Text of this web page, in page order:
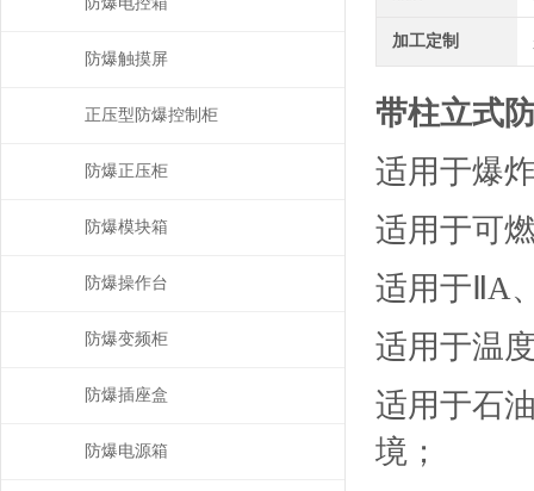
加工定制
带柱立式
适用于爆
适用于可
适用于ⅡA
适用于温
适用于石
境；
防爆触摸屏
正压型防爆控制柜
防爆正压柜
防爆模块箱
防爆操作台
防爆变频柜
防爆插座盒
防爆电源箱